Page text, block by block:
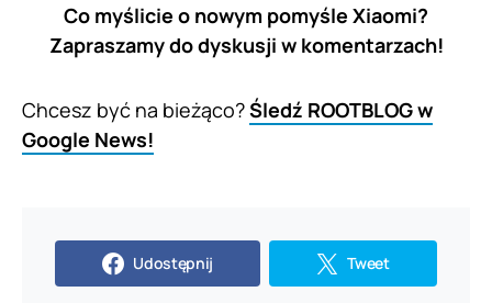
Co myślicie o nowym pomyśle Xiaomi?
Zapraszamy do dyskusji w komentarzach!
Chcesz być na bieżąco?Śledź ROOTBLOG w
Google News!
Udostępnij Tweet